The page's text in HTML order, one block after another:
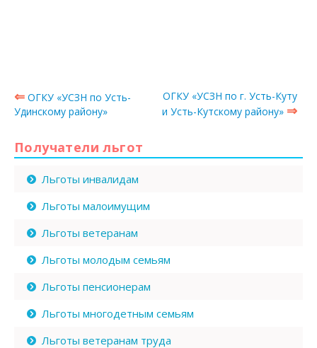
⇐ ОГКУ «УСЗН по Усть-
Удинскому району»
ОГКУ «УСЗН по г. Усть-Куту
и Усть-Кутскому району» ⇒
Получатели льгот
Льготы инвалидам
Льготы малоимущим
Льготы ветеранам
Льготы молодым семьям
Льготы пенсионерам
Льготы многодетным семьям
Льготы ветеранам труда